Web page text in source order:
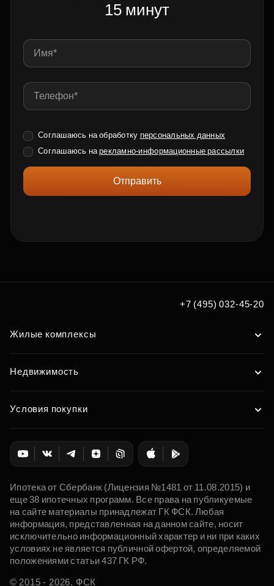
15 минут
Соглашаюсь на обработку персональных данных
Соглашаюсь нарекламно-информационные рассылки
Отправить
+7 (495) 032-45-20
Жилые комплексы
Недвижимость
Условия покупки
Ипотека от Сбербанк (Лицензия №1481 от 11.08.2015) и
еще 38 ипотечных программ. Все права на публикуемые
на сайте материалы принадлежат ГК ФСК. Любая
информация, представленная на данном сайте, носит
исключительно информационный характер и ни при каких
условиях не является публичной офертой, определяемой
положениями статьи 437 ГК РФ.
© 2015 - 2026. ФСК